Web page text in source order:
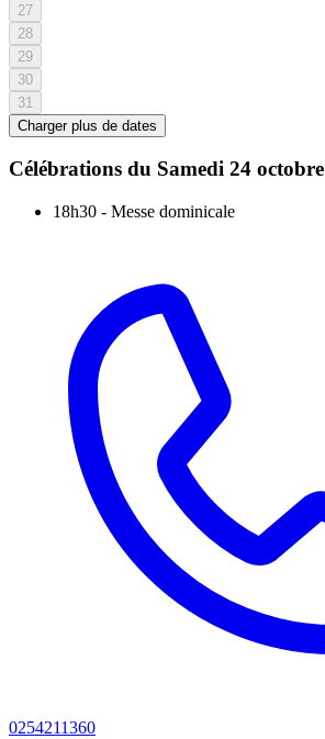
27
28
29
30
31
Charger plus de dates
Célébrations du Samedi 24 octobre
18h30 - Messe dominicale
0254211360